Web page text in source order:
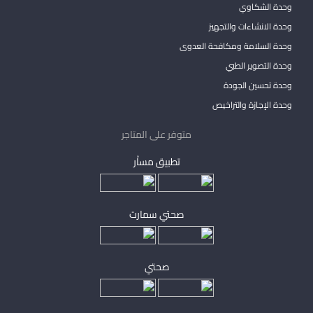
وحدة الشكاوي
وحدة الانشاءات والتجهيز
وحدة السلامة ومكافحة العدوى
وحدة التصوير الطبي
وحدة تحسين الجودة
وحدة الإجازة والتراخيص
متوفر على المتاجر
تطبيق مساْر
صحتي سمارت
صحتي